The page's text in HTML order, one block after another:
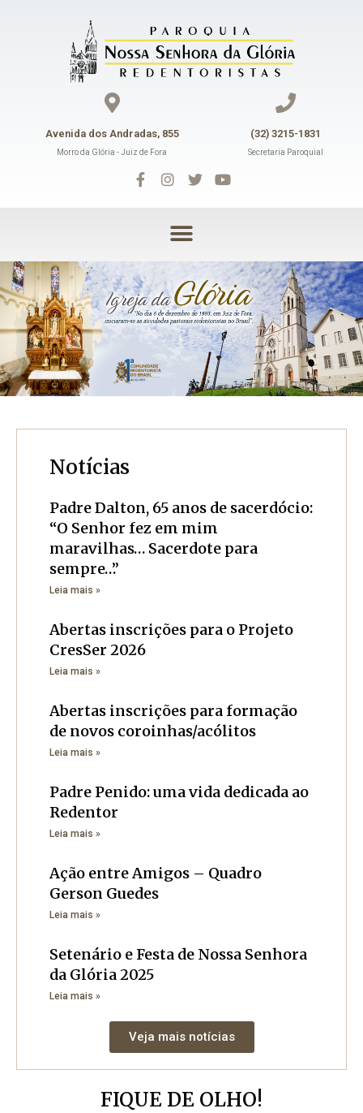
Avenida dos Andradas, 855
Morro da Glória - Juiz de Fora
(32) 3215-1831
Secretaria Paroquial
Notícias
Padre Dalton, 65 anos de sacerdócio:
“O Senhor fez em mim
maravilhas… Sacerdote para
sempre…”
Leia mais »
Abertas inscrições para o Projeto
CresSer 2026
Leia mais »
Abertas inscrições para formação
de novos coroinhas/acólitos
Leia mais »
Padre Penido: uma vida dedicada ao
Redentor
Leia mais »
Ação entre Amigos – Quadro
Gerson Guedes
Leia mais »
Setenário e Festa de Nossa Senhora
da Glória 2025
Leia mais »
Veja mais notícias
FIQUE DE OLHO!